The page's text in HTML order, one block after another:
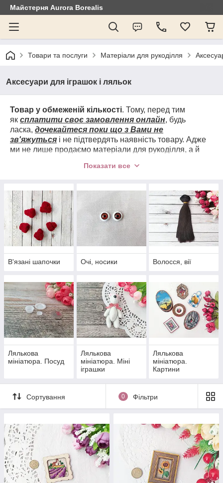
Майстерня Aurora Borealis
Товари та послуги Матеріали для рукоділля
Аксесуари для іграшок і ляльок
Товар у обмеженій кількості. Тому, перед тим
як сплатити своє замовлення онлайн, будь
ласка, дочекайтеся поки що з Вами не
зв'яжуться і не підтвердять наявність товару. Адже
ми не лише продаємо матеріали для рукоділля, а й
переважно через ВАЙБЕР(часу на передзвони
або ви. Писати в будь-якому випадку потрібно:
реквізити для оплати, номери з ЕН і таке інше)
Передзвонюємо в крайньому випадку!
Опту
немає!Якщо у Вас є запитання, задавайте їх
навайбер (тільки повідомлення) +380 (73) 996-1-
996 , постараємося на них відповісти.
Показати все
В'язані шапочки Очі, носики Волосся, вії
Лялькова
мініатюра. Посуд
Лялькова
мініатюра. Міні
іграшки
Лялькова
мініатюра.
Картини
Сортування 0 Фільтри